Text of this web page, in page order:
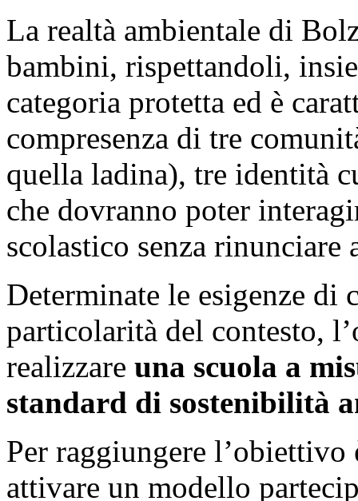
La realtà ambientale di
bambini, rispettandoli,
categoria protetta ed è
compresenza di tre
quella ladina), tre identità
che dovranno poter
scolastico senza
Determinate le esigenze di
particolarità del contesto,
realizzare una scuola a
standard di sostenibilità
Per raggiungere
attivare un modello